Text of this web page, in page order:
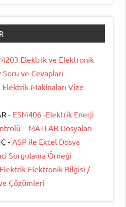
Elektrik ve Elektronik
ve Cevapları
Elektrik Makinaları Vize
- ESM406 -Elektrik Enerji
– MATLAB Dosyaları
- ASP ile Excel Dosya
Sorgulama Örneği
Elektronik Bilgisi /
Çözümleri